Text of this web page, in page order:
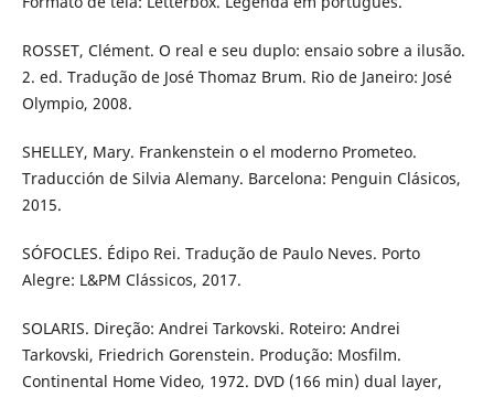
ROSSET, Clément. O real e seu duplo: ensaio sobre a ilusão.
2. ed. Tradução de José Thomaz Brum. Rio de Janeiro: José
Olympio, 2008.
SHELLEY, Mary. Frankenstein o el moderno Prometeo.
Traducción de Silvia Alemany. Barcelona: Penguin Clásicos,
2015.
SÓFOCLES. Édipo Rei. Tradução de Paulo Neves. Porto
Alegre: L&PM Clássicos, 2017.
SOLARIS. Direção: Andrei Tarkovski. Roteiro: Andrei
Tarkovski, Friedrich Gorenstein. Produção: Mosfilm.
Continental Home Video, 1972. DVD (166 min) dual layer,